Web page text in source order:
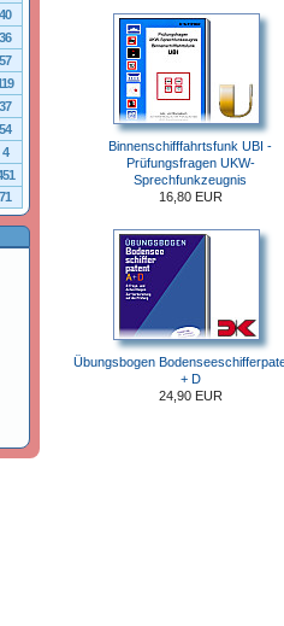
Binnenschifffahrtsfunk UBI -
Prüfungsfragen UKW-
Sprechfunkzeugnis
16,80 EUR
Übungsbogen
+ D
24,90 EUR
40
36
57
37
54
4
71